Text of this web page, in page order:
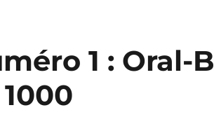
1 : Oral-B